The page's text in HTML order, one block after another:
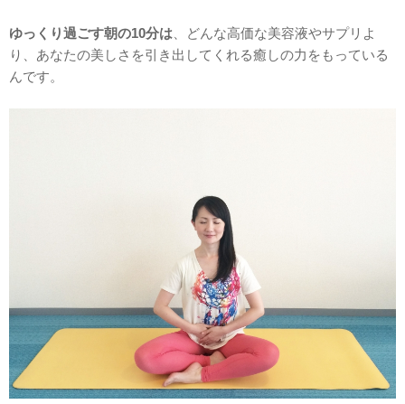
ゆっくり過ごす朝の10分は 、どんな高価な美容液やサプリよ
り、あなたの美しさを引き出してくれる癒しの力をもっている
んです。